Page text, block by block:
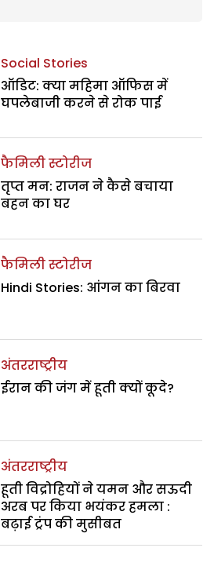
Social Stories
ऑडिट: क्या महिमा ऑफिस में
घपलेबाजी करने से रोक पाई
फैमिली स्टोरीज
तृप्त मन: राजन ने कैसे बचाया
बहन का घर
फैमिली स्टोरीज
Hindi Stories: आंगन का बिरवा
अंतरराष्ट्रीय
ईरान की जंग में हूती क्यों कूदे?
अंतरराष्ट्रीय
हूती विद्रोहियों ने यमन और सऊदी
अरब पर किया भयंकर हमला :
बढ़ाई ट्रंप की मुसीबत